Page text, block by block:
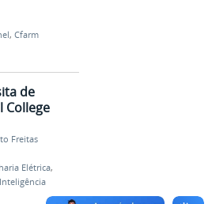
, Cfarm
de
College
Freitas
Elétrica,
Inteligência